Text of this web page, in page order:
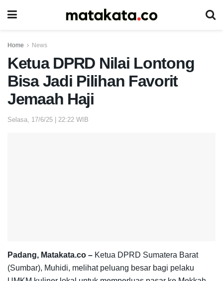
Home News
Ketua DPRD Nilai Lontong
Bisa Jadi Pilihan Favorit
Jemaah Haji
Selasa, 17/6/25 | 22:22 WIB
Padang, Matakata.co – Ketua DPRD Sumatera Barat
(Sumbar), Muhidi, melihat peluang besar bagi pelaku